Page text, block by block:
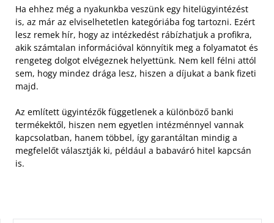
Ha ehhez még a nyakunkba veszünk egy hitelügyintézést
is, az már az elviselhetetlen kategóriába fog tartozni. Ezért
lesz remek hír, hogy az intézkedést rábízhatjuk a profikra,
akik számtalan információval könnyítik meg a folyamatot és
rengeteg dolgot elvégeznek helyettünk. Nem kell félni attól
sem, hogy mindez drága lesz, hiszen a díjukat a bank fizeti
majd.
Az említett ügyintézők függetlenek a különböző banki
termékektől, hiszen nem egyetlen intézménnyel vannak
kapcsolatban, hanem többel, így garantáltan mindig a
megfelelőt választják ki, például a babaváró hitel kapcsán
is.